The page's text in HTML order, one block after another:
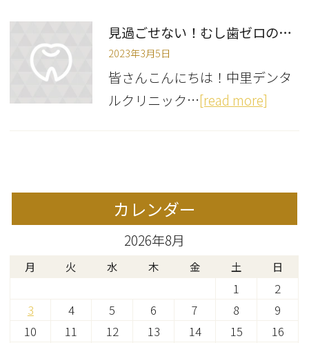
見過ごせない！むし歯ゼロの子からのむし歯
2023年3月5日
皆さんこんにちは！中里デンタ
ルクリニック…[read more]
カレンダー
2026年8月
月 火 水 木 金 土 日
1
2
3
4 5 6 7 8
9
10
11 12 13 14 15
16